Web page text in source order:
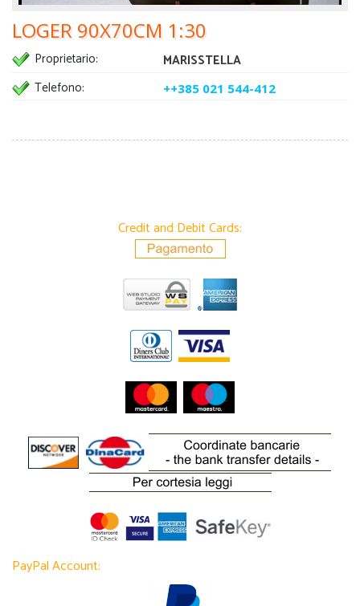
LOGER 90X70CM 1:30
Proprietario:
MARISSTELLA
Telefono:
++385 021 544-412
Credit and Debit Cards:
PayPal Account: